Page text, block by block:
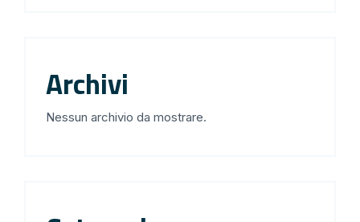
Archivi
Nessun archivio da mostrare.